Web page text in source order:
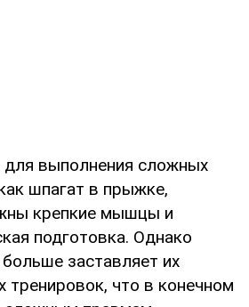
для выполнения сложных
шпагат в прыжке,
крепкие мышцы и
подготовка. Однако
заставляет их
тренировок, что в конечном